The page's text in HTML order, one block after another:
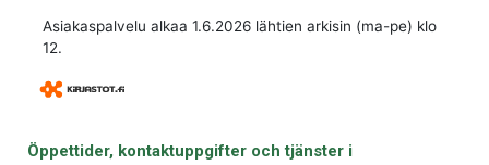
Öppettider, kontaktuppgifter och tjänster i